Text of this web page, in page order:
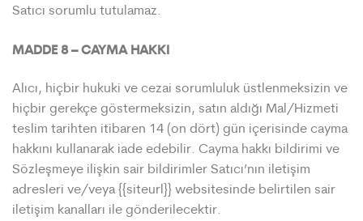
Satıcı sorumlu tutulamaz.
MADDE 8 – CAYMA HAKKI
Alıcı, hiçbir hukuki ve cezai sorumluluk üstlenmeksizin ve
hiçbir gerekçe göstermeksizin, satın aldığı Mal/Hizmeti
teslim tarihten itibaren 14 (on dört) gün içerisinde cayma
hakkını kullanarak iade edebilir. Cayma hakkı bildirimi ve
Sözleşmeye ilişkin sair bildirimler Satıcı’nın iletişim
adresleri ve/veya {{siteurl}} websitesinde belirtilen sair
iletişim kanalları ile gönderilecektir.